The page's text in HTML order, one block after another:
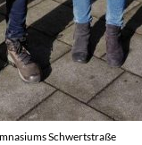
Schwertstraße